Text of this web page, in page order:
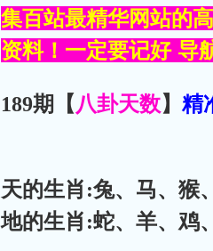
集百站最精华网站的
资料！一定要记好 导
189期【 八卦天数】 精
天的生肖:兔、马、猴
地的生肖:蛇、羊、鸡